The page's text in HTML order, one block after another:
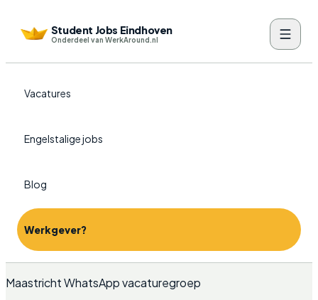
Student Jobs Eindhoven
Onderdeel van WerkAround.nl
Vacatures
Engelstalige jobs
Blog
Werkgever?
Maastricht WhatsApp vacaturegroep